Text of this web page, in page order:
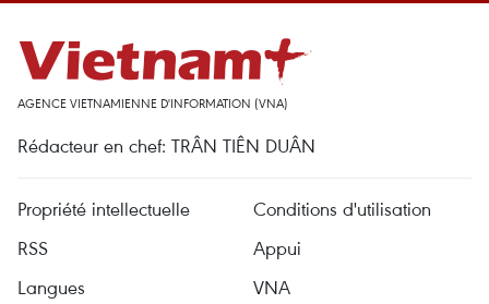
AGENCE VIETNAMIENNE D'INFORMATION (VNA)
Rédacteur en chef: TRÂN TIÊN DUÂN
Propriété intellectuelle
Conditions d'utilisation
RSS
Appui
Langues
VNA